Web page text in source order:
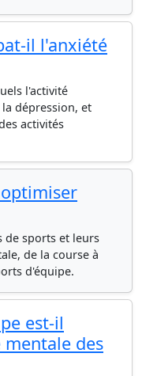
il l'anxiété
l'activité
dépression, et
activités
de sports et leurs
de la course à
d'équipe.
est-il
des